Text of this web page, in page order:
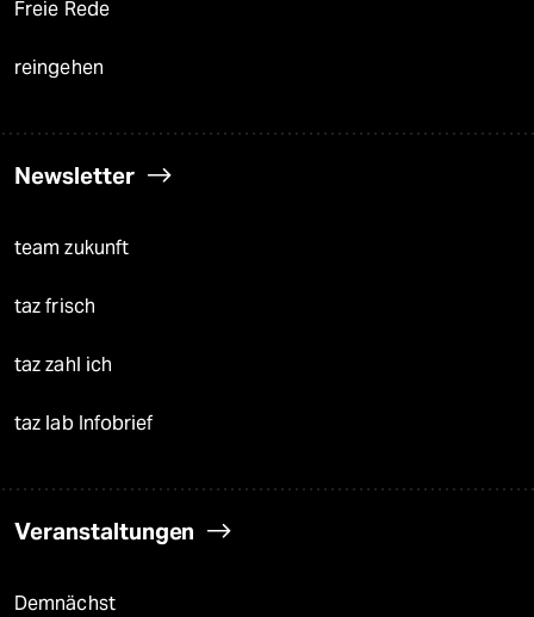
Freie Rede
reingehen
Newsletter
team zukunft
taz frisch
taz zahl ich
taz lab Infobrief
Veranstaltungen
Demnächst